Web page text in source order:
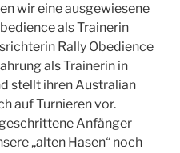
wir eine ausgewiesene
als Trainerin
Rally Obedience
als Trainerin in
stellt ihren Australian
auf Turnieren vor.
Anfänger
„alten Hasen“ noch